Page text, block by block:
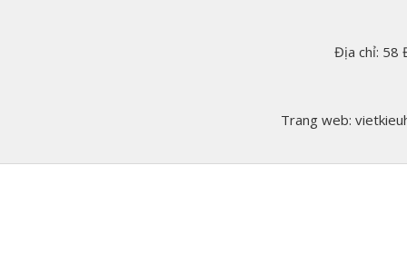
Địa chỉ: 58
Trang web: